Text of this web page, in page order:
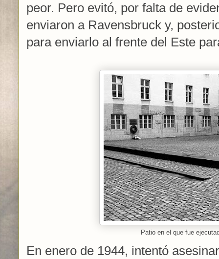
peor. Pero evitó, por falta de
enviaron a Ravensbruck y,
para enviarlo al frente del Este
Patio en el que fue
En enero de 1944, intentó